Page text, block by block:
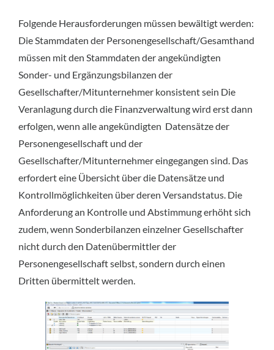
Folgende Herausforderungen müssen bewältigt werden:
Die Stammdaten der Personengesellschaft/Gesamthand
müssen mit den Stammdaten der angekündigten
Sonder- und Ergänzungsbilanzen der
Gesellschafter/Mit­unter­nehmer konsistent sein Die
Veranlagung durch die Finanzverwaltung wird erst dann
erfolgen, wenn alle ange­kündigten Datensätze der
Personengesellschaft und der
Gesellschafter/Mitunternehmer eingegangen sind. Das
erfordert eine Übersicht über die Datensätze und
Kontrollmöglichkeiten über deren Versandstatus. Die
Anforderung an Kontrolle und Abstimmung erhöht sich
zudem, wenn Sonderbilanzen einzelner Gesellschafter
nicht durch den Datenübermittler der
Personengesellschaft selbst, sondern durch einen
Dritten übermittelt werden.